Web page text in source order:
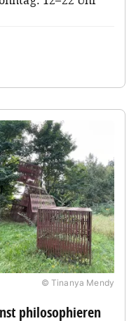
© Tinanya Mendy
philosophieren